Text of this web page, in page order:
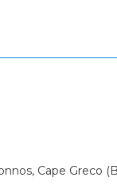
Cape Greco